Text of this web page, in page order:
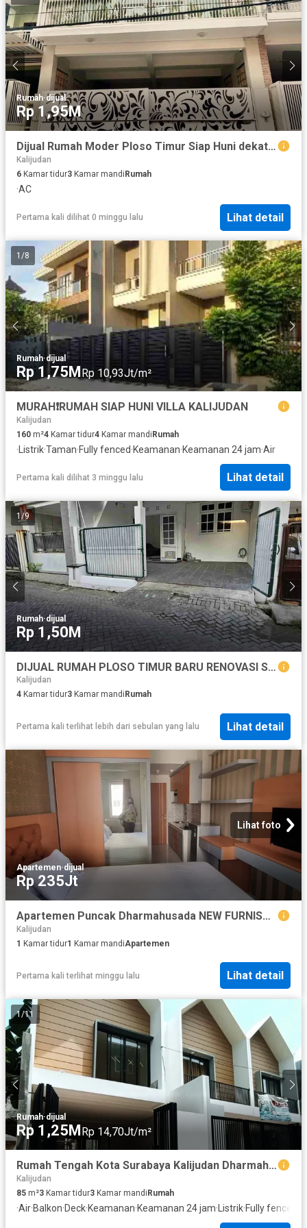
Rumah·dijual
Rp 1,95M
Dijual Rumah Moder Ploso Timur Siap Huni dekat ke Galaxy Mall, Unair, WM
Kalijudan
6 Kamar tidur3 Kamar mandi Rumah
·AC
Pertama kali dilihat 0 minggu lalu Lihat detail
1 /8
Rumah·dijual
Rp 1,75MRp 10,93Jt/m²
MURAH❗️RUMAH SIAP HUNI VILLA KALIJUDAN
Kalijudan
160 m²4 Kamar tidur4 Kamar mandiRumah
· Listrik·Taman·Fully fenced·Keamanan·Keamanan 24 jam·Air
Pertama kali dilihat 3 minggu lalu Lihat detail
1/9
Rumah·dijual
Rp 1,50M
DIJUAL RUMAH PLOSO TIMUR BARU RENOVASI SIAP HUNI
Kalijudan
4 Kamar tidur3 Kamar mandi Rumah
Pertama kali terlihat lebih dari sebulan yang lalu Lihat detail
Lihat foto
Apartemen·dijual
Rp 235Jt
Apartemen Puncak Dharmahusada NEW FURNISH VIEW CITY
Kalijudan
1 Kamar tidur1 Kamar mandiApartemen
Pertama kali terlihat minggu lalu Lihat detail
1 /11
Rumah·dijual
Rp 1,25MRp 14,70Jt/m²
Rumah Tengah Kota Surabaya Kalijudan Dharmahusada 2Lt Baru SHM Dkt Mojoarum Unair UWM Muhammadiyah
Kalijudan
85 m²3 Kamar tidur3 Kamar mandiRumah
·Air·Balkon·Deck·Keamanan·Keamanan 24 jam·Listrik·Fully fenced